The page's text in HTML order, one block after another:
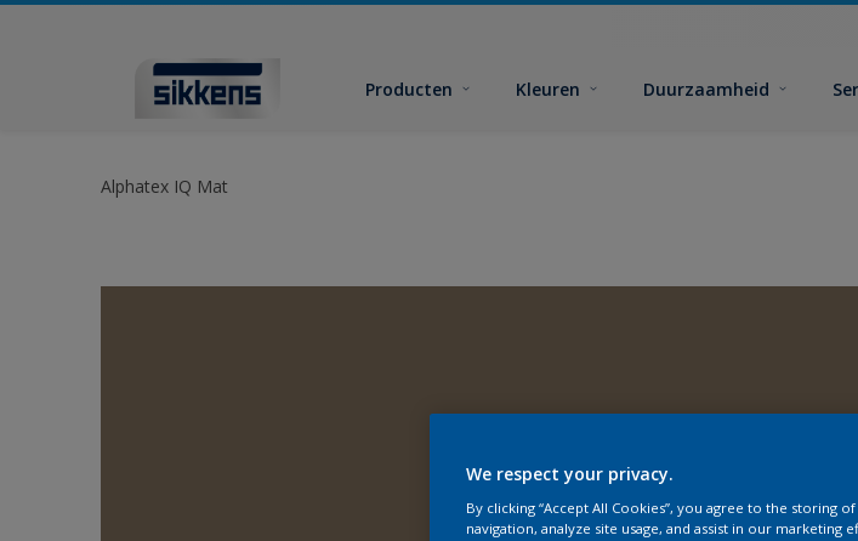
Producten Kleuren Duurzaamheid
Alphatex IQ Mat
We respect your privacy.
By clicking “Accept All Cookies”, you agree to the storing
navigation, analyze site usage, and assist in our marketing